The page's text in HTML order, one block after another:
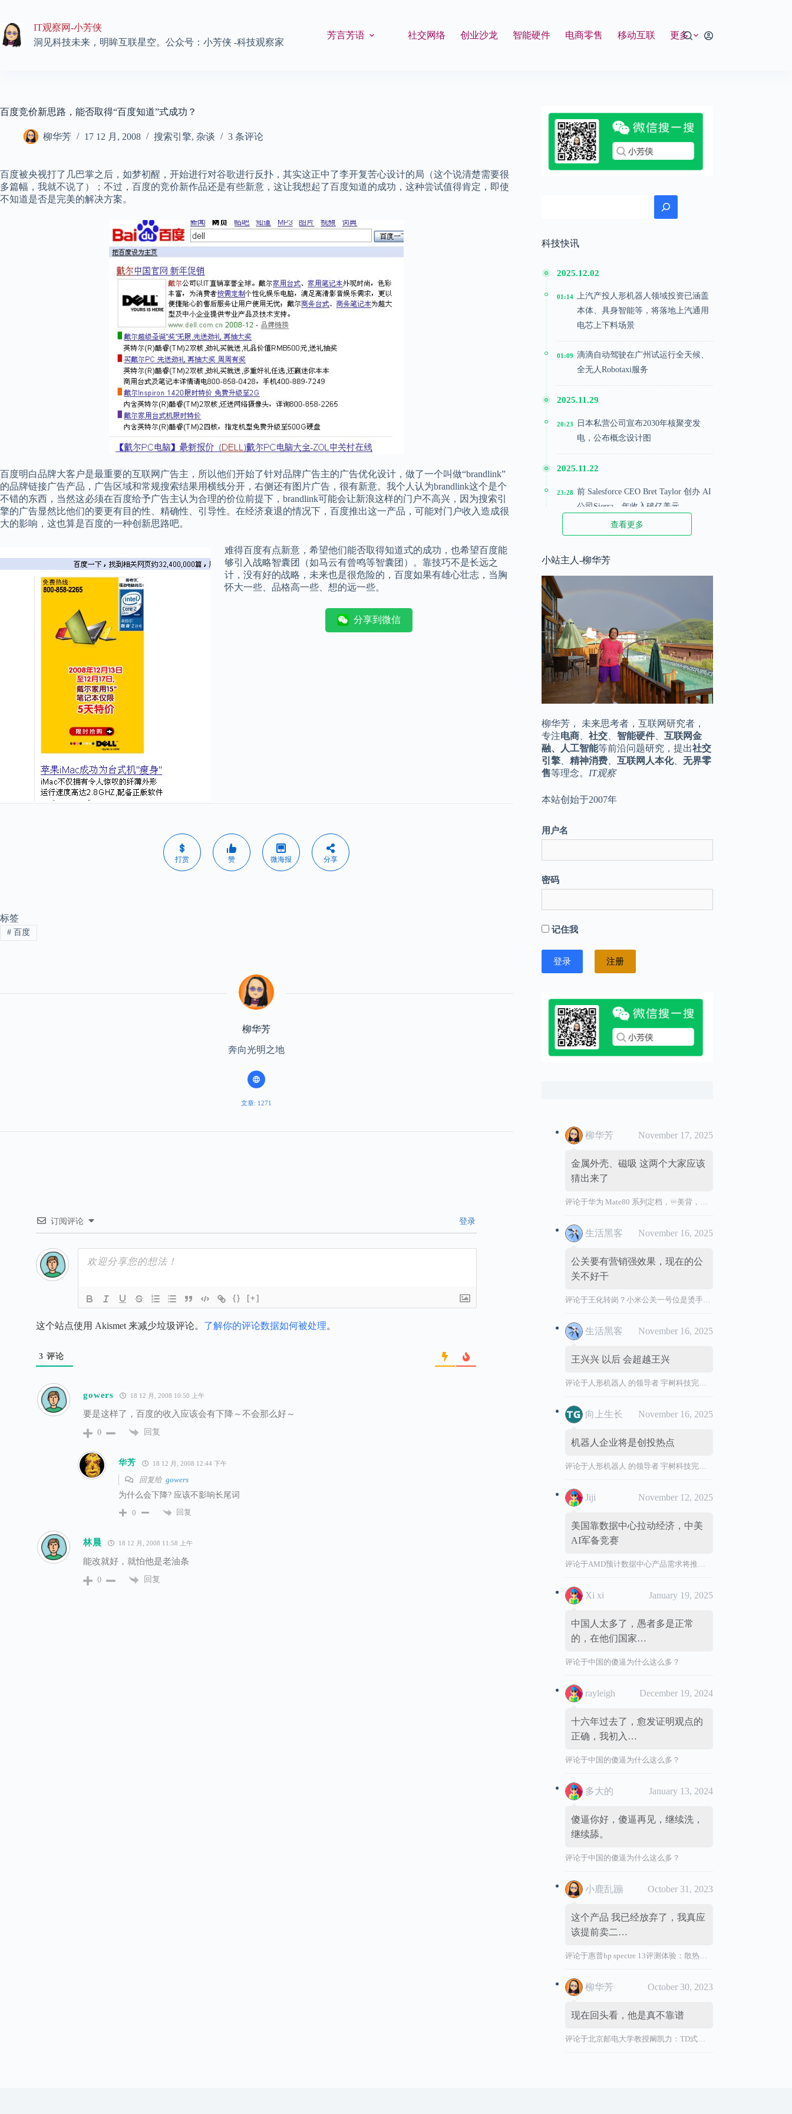
内
容
IT观察网-小芳侠
洞见科技未来，明眸互联星空。公众号：小芳侠 -科技观察家
芳言芳语 社交网络 创业沙龙 智能硬件 电商零售 移动互联 更多
百度竞价新思路，能否取得“百度知道”式成功？
柳华芳 17 12 月, 2008 搜索引擎, 杂谈 3 条评论
百度被央视打了几巴掌之后，如梦初醒，开始进行对谷歌进行反扑，其实这正中了李开复苦心设计的局（这个说清楚需要很
多篇幅，我就不说了）；不过，百度的竞价新作品还是有些新意，这让我想起了百度知道的成功，这种尝试值得肯定，即使
不知道是否是完美的解决方案。
百度明白品牌大客户是最重要的互联网广告主，所以他们开始了针对品牌广告主的广告优化设计，做了一个叫做“brandlink”
的品牌链接广告产品，广告区域和常规搜索结果用横线分开，右侧还有图片广告，很有新意。我个人认为brandlink这个是个
不错的东西，当然这必须在百度给予广告主认为合理的价位前提下，brandlink可能会让新浪这样的门户不高兴，因为搜索引
擎的广告显然比他们的要更有目的性、精确性、引导性。在经济衰退的情况下，百度推出这一产品，可能对门户收入造成很
大的影响，这也算是百度的一种创新思路吧。
难得百度有点新意，希望他们能否取得知道式的成功，也希望百度能
够引入战略智囊团（如马云有曾鸣等智囊团）。靠技巧不是长远之
计，没有好的战略，未来也是很危险的，百度如果有雄心壮志，当胸
怀大一些、品格高一些、想的远一些。
分享到微信
打赏 赞 微海报 分享
标签
#百度
柳华芳
奔向光明之地
文章: 1271
订阅评论 登录
{} [+]
这个站点使用 Akismet 来减少垃圾评论。 了解你的评论数据如何被处理。
3 评论
gowers 18 12 月, 2008 10:50 上午
要是这样了，百度的收入应该会有下降～不会那么好～
0 回复
华芳 18 12 月, 2008 12:44 下午
回复给gowers
为什么会下降? 应该不影响长尾词
0
回复
林晨 18 12 月, 2008 11:58 上午
能改就好，就怕他是老油条
0 回复
科技快讯
2025.12.02
01:14 上汽产投人形机器人领域投资已涵盖
本体、具身智能等，将落地上汽通用
电芯上下料场景
01:09 滴滴自动驾驶在广州试运行全天候、
全无人Robotaxi服务
2025.11.29
20:23
日本私营公司宣布2030年核聚变发
电，公布概念设计图
2025.11.22
23:28 前 Salesforce CEO Bret Taylor 创办 AI
公司Sierra，年收入破亿美元
2025.11.17
10:20 华为 Mate80 系列定档，♾️美背，全
金属机身
16:42 王化转岗？小米公关一号位是烫手山
芋
查看更多
小站主人-柳华芳
柳华芳， 未来思考者，互联网研究者，
专注电商 、社交 、智能硬件、互联网金
融、人工智能等前沿问题研究，提出社交
引擎 、精神消费 、互联网人本化、无界零
售等理念。 IT观察
本站创始于2007年
用户名
密码
记住我
注册
柳华芳 November 17, 2025
金属外壳、磁吸 这两个大家应该
猜出来了
评论于华为 Mate80 系列定档，♾️美背，全金属机身
生活黑客 November 16, 2025
公关要有营销强效果，现在的公
关不好干
评论于王化转岗？小米公关一号位是烫手山芋
生活黑客 November 16, 2025
王兴兴 以后 会超越王兴
评论于人形机器人 的领导者 宇树科技完成 IPO 辅导，拟境内首次公开发行股票并上市。
向上生长 November 16, 2025
机器人企业将是创投热点
评论于人形机器人 的领导者 宇树科技完成 IPO 辅导，拟境内首次公开发行股票并上市。
Jiji November 12, 2025
美国靠数据中心拉动经济，中美
AI军备竞赛
评论于AMD预计数据中心产品需求将推动营收加速增长
Xi xi January 19, 2025
中国人太多了，愚者多是正常
的，在他们国家…
评论于中国的傻逼为什么这么多？
rayleigh December 19, 2024
十六年过去了，愈发证明观点的
正确，我初入…
评论于中国的傻逼为什么这么多？
多大的 January 13, 2024
傻逼你好，傻逼再见，继续洗，
继续舔。
评论于中国的傻逼为什么这么多？
小鹿乱蹦 October 31, 2023
这个产品 我已经放弃了，我真应
该提前卖二…
评论于惠普hp spectre 13评测体验：散热效能差，风扇声音大，转轴烫
柳华芳 October 30, 2023
现在回头看，他是真不靠谱
评论于北京邮电大学教授阚凯力：TD式创新”祸国殃民